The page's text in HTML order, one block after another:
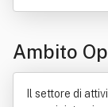
Industria
Ambito
Il settore di